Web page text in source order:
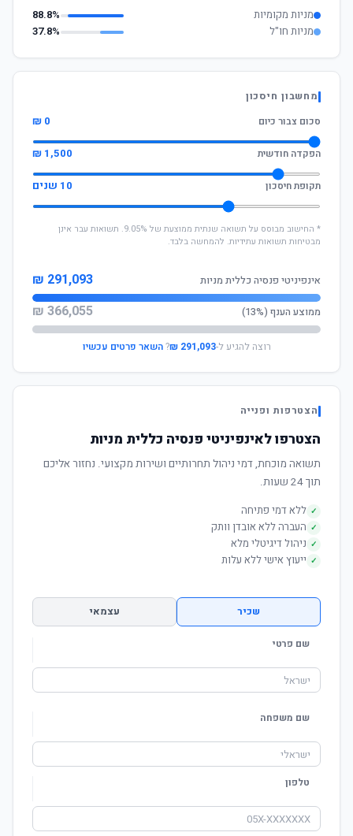
מניות מקומיות
88.8%
מניות חו"ל
37.8%
מחשבון חיסכון
סכום צבור כיום
0 ₪
הפקדה חודשית 1,500 ₪
תקופת חיסכון 10 שנים
* החישוב מבוסס על תשואה שנתית ממוצעת של 9.05%. תשואות עבר אינן
מבטיחות תשואות עתידיות. להמחשה בלבד.
אינפיניטי פנסיה כללית מניות 291,093 ₪
ממוצע הענף (13%) 366,055 ₪
רוצה להגיע ל-291,093 ₪
?השאר פרטים עכשיו
הצטרפות ופנייה
הצטרפו לאינפיניטי פנסיה כללית מניות
תשואה מוכחת, דמי ניהול תחרותיים ושירות מקצועי. נחזור אליכם
תוך 24 שעות.
✓ ללא דמי פתיחה
✓ העברה ללא אובדן וותק
✓ ניהול דיגיטלי מלא
✓ ייעוץ אישי ללא עלות
שכיר עצמאי
שם פרטי
שם משפחה
טלפון